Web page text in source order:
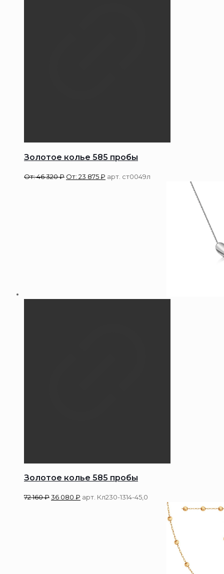
Золотое колье 585 пробы
От:46 320₽ От: 23 875₽ арт. ст0049л
Золотое колье 585 пробы
72 160₽36 080 ₽ арт. Кл230-1314-45,0